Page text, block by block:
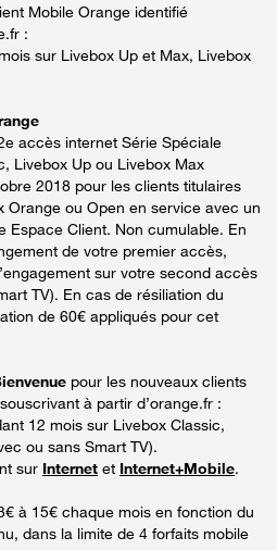
Mobile Orange identifié
:
sur Livebox Up et Max, Livebox
accès internet Série Spéciale
Livebox Up ou Livebox Max
2018 pour les clients titulaires
Orange ou Open en service avec un
Espace Client. Non cumulable. En
de votre premier accès,
sur votre second accès
TV). En cas de résiliation du
de 60€ appliqués pour cet
pour les nouveaux clients
à partir d’orange.fr :
12 mois sur Livebox Classic,
ou sans Smart TV).
sur Internet et Internet+Mobile.
à 15€ chaque mois en fonction du
dans la limite de 4 forfaits mobile